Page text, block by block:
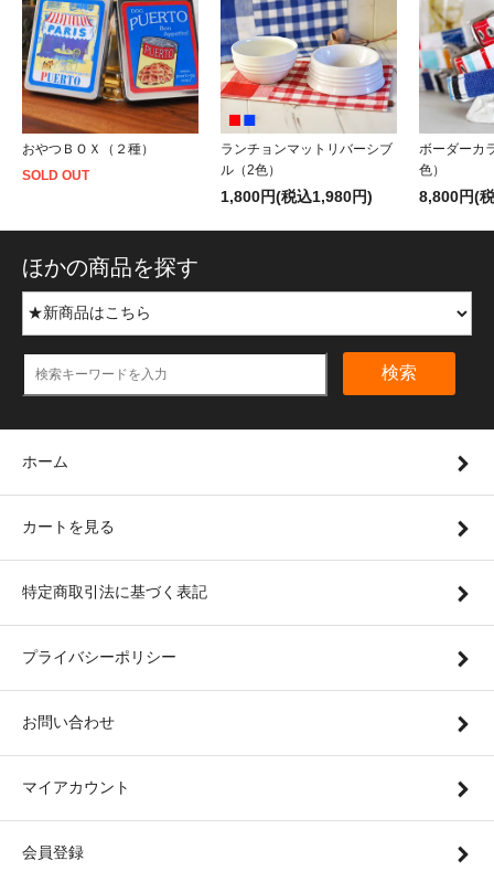
おやつＢＯＸ（２種）
SOLD OUT
ランチョンマットリバーシブ
ル（2色）
1,800円(税込1,980円)
ボーダーカ
色）
8,800円(
ほかの商品を探す
検索
ホーム
カートを見る
特定商取引法に基づく表記
プライバシーポリシー
お問い合わせ
マイアカウント
会員登録